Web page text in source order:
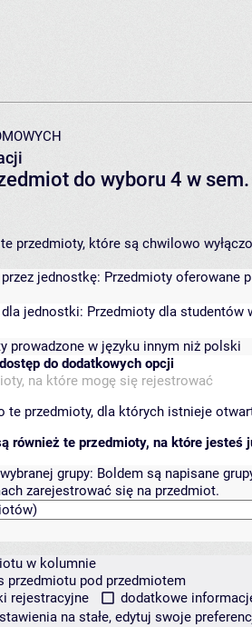
do wyboru 4 w
przedmioty, które są chwilowo
jednostkę: Przedmioty oferowane
jednostki: Przedmioty dla studentów
prowadzone w języku innym niż polski
do dodatkowych opcji
na które mogę się rejestrować
te przedmioty, dla których istnieje
również te przedmioty, na które jesteś
grupy: Boldem są napisane
zarejestrować się na przedmiot.
w kolumnie
przedmiotu pod przedmiotem
rejestracyjne
dodatkowe
na stałe, edytuj swoje